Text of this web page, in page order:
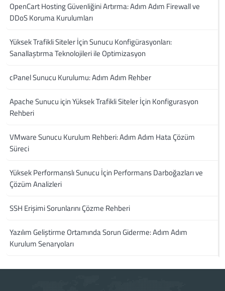
OpenCart Hosting Güvenliğini Artırma: Adım Adım Firewall ve
DDoS Koruma Kurulumları
Yüksek Trafikli Siteler İçin Sunucu Konfigürasyonları:
Sanallaştırma Teknolojileri ile Optimizasyon
cPanel Sunucu Kurulumu: Adım Adım Rehber
Apache Sunucu için Yüksek Trafikli Siteler İçin Konfigurasyon
Rehberi
VMware Sunucu Kurulum Rehberi: Adım Adım Hata Çözüm
Süreci
Yüksek Performanslı Sunucu İçin Performans Darboğazları ve
Çözüm Analizleri
SSH Erişimi Sorunlarını Çözme Rehberi
Yazılım Geliştirme Ortamında Sorun Giderme: Adım Adım
Kurulum Senaryoları